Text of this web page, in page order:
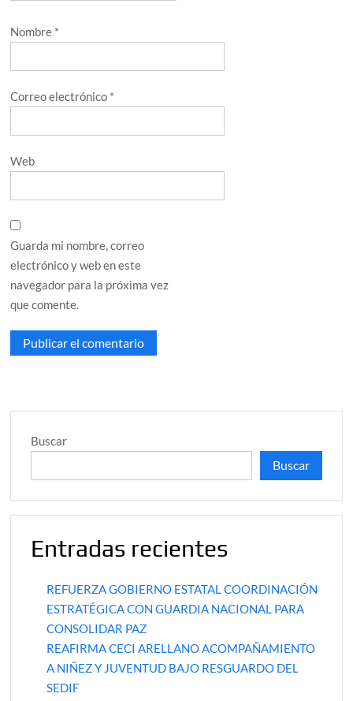
Nombre *
Correo electrónico *
Web
Guarda mi nombre, correo
electrónico y web en este
navegador para la próxima vez
que comente.
Buscar
Buscar
Entradas recientes
REFUERZA GOBIERNO ESTATAL COORDINACIÓN
ESTRATÉGICA CON GUARDIA NACIONAL PARA
CONSOLIDAR PAZ
REAFIRMA CECI ARELLANO ACOMPAÑAMIENTO
A NIÑEZ Y JUVENTUD BAJO RESGUARDO DEL
SEDIF